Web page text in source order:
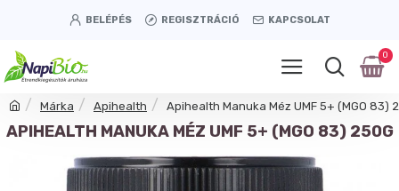
BELÉPÉS REGISZTRÁCIÓ KAPCSOLAT
0
Márka Apihealth Apihealth Manuka Méz UMF 5+ (MGO 83)
APIHEALTH MANUKA MÉZ UMF 5+ (MGO 83) 250G